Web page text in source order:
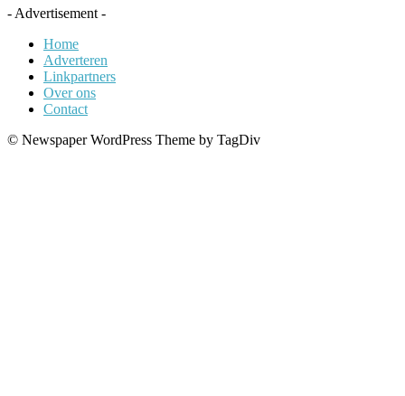
- Advertisement -
Home
Adverteren
Linkpartners
Over ons
Contact
© Newspaper WordPress Theme by TagDiv